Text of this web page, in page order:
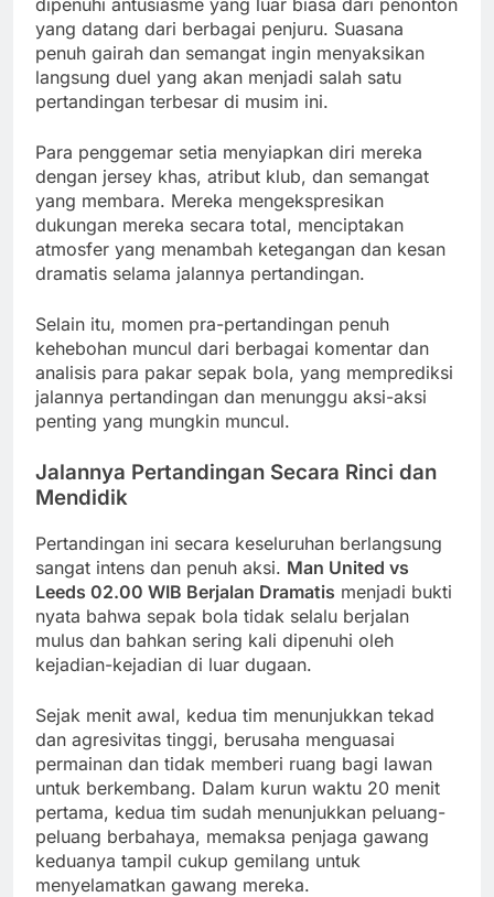
yang datang dari berbagai penjuru. Suasana
penuh gairah dan semangat ingin menyaksikan
langsung duel yang akan menjadi salah satu
pertandingan terbesar di musim ini.
Para penggemar setia menyiapkan diri mereka
dengan jersey khas, atribut klub, dan semangat
yang membara. Mereka mengekspresikan
dukungan mereka secara total, menciptakan
atmosfer yang menambah ketegangan dan kesan
dramatis selama jalannya pertandingan.
Selain itu, momen pra-pertandingan penuh
kehebohan muncul dari berbagai komentar dan
analisis para pakar sepak bola, yang memprediksi
jalannya pertandingan dan menunggu aksi-aksi
penting yang mungkin muncul.
Jalannya Pertandingan Secara Rinci dan
Mendidik
Pertandingan ini secara keseluruhan berlangsung
sangat intens dan penuh aksi. Man United vs
Leeds 02.00 WIB Berjalan Dramatis menjadi bukti
nyata bahwa sepak bola tidak selalu berjalan
mulus dan bahkan sering kali dipenuhi oleh
kejadian-kejadian di luar dugaan.
Sejak menit awal, kedua tim menunjukkan tekad
dan agresivitas tinggi, berusaha menguasai
permainan dan tidak memberi ruang bagi lawan
untuk berkembang. Dalam kurun waktu 20 menit
pertama, kedua tim sudah menunjukkan peluang-
peluang berbahaya, memaksa penjaga gawang
keduanya tampil cukup gemilang untuk
menyelamatkan gawang mereka.